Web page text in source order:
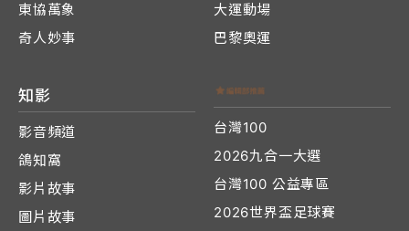
東協萬象
奇人妙事
大運動場
巴黎奧運
知影
影音頻道
鴿知窩
影片故事
圖片故事
台灣100
2026九合一大選
台灣100 公益專區
2026世界盃足球賽